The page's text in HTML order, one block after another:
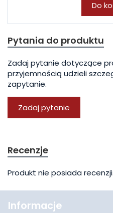
Do
Pytania do produktu
Zadaj pytanie dotyczące
przyjemnością udzieli
zapytanie.
Zadaj pytanie
Recenzje
Produkt nie posiada recenzji.
Informacje